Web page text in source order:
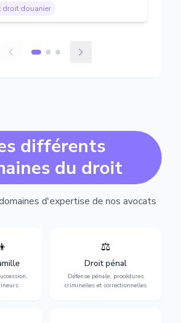
droit douanier
différents
du droit
d'expertise de nos avocats
et
⚖️
Droit pénal
Défense pénale, procédures
criminelles et correctionnelles
Expertise en matière pénale,
vue jusqu'au procès, pour
toute affaire correctionnelle
ou criminelle.